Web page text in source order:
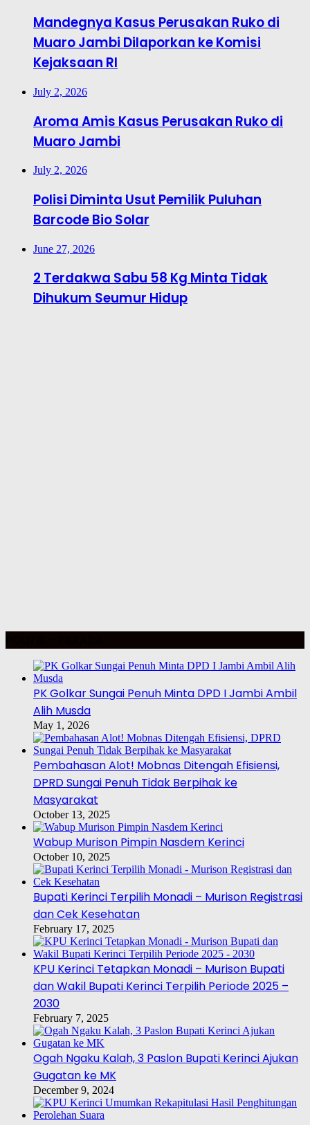
Mandegnya Kasus Perusakan Ruko di
Muaro Jambi Dilaporkan ke Komisi
Kejaksaan RI
July 2, 2026
Aroma Amis Kasus Perusakan Ruko di
Muaro Jambi
July 2, 2026
Polisi Diminta Usut Pemilik Puluhan
Barcode Bio Solar
June 27, 2026
2 Terdakwa Sabu 58 Kg Minta Tidak
Dihukum Seumur Hidup
PK Golkar Sungai Penuh Minta DPD I Jambi Ambil
Alih Musda
May 1, 2026
Pembahasan Alot! Mobnas Ditengah Efisiensi,
DPRD Sungai Penuh Tidak Berpihak ke
Masyarakat
October 13, 2025
Wabup Murison Pimpin Nasdem Kerinci
October 10, 2025
Bupati Kerinci Terpilih Monadi – Murison Registrasi
dan Cek Kesehatan
February 17, 2025
KPU Kerinci Tetapkan Monadi – Murison Bupati
dan Wakil Bupati Kerinci Terpilih Periode 2025 –
2030
February 7, 2025
Ogah Ngaku Kalah, 3 Paslon Bupati Kerinci Ajukan
Gugatan ke MK
December 9, 2024